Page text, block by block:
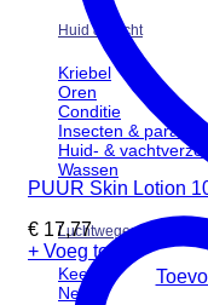
Huid & Vacht
Kriebel
Oren
Conditie
Insecten &
Huid- &
Wassen
Luchtwegen
Keel
Neus
PUUR Skin Lotion
€ 17,77
+ Voeg toe